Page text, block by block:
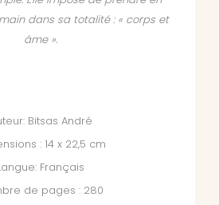
dans sa totalité : « corps et
âme ».
Bitsas André
: 14 x 22,5 cm
Français
de pages : 280